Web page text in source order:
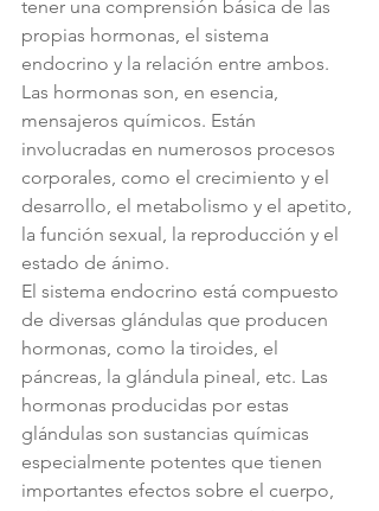
tener una comprensión básica de las
propias hormonas, el sistema
endocrino y la relación entre ambos.
Las hormonas son, en esencia,
mensajeros químicos. Están
involucradas en numerosos procesos
corporales, como el crecimiento y el
desarrollo, el metabolismo y el apetito,
la función sexual, la reproducción y el
estado de ánimo.
El sistema endocrino está compuesto
de diversas glándulas que producen
hormonas, como la tiroides, el
páncreas, la glándula pineal, etc. Las
hormonas producidas por estas
glándulas son sustancias químicas
especialmente potentes que tienen
importantes efectos sobre el cuerpo,